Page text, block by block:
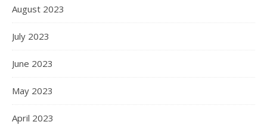
August 2023
July 2023
June 2023
May 2023
April 2023